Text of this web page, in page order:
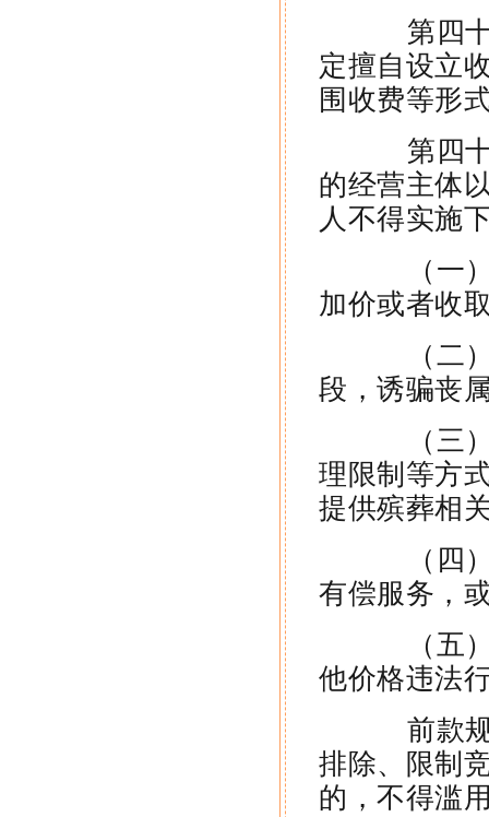
第四十
定擅自设立
围收费等形
第四十
的经营主体
人不得实施
（一）
加价或者收
（二）
段，诱骗丧
（三）
理限制等方
提供殡葬相
（四）
有偿服务，
（五）
他价格违法
前款规
排除、限制
的，不得滥